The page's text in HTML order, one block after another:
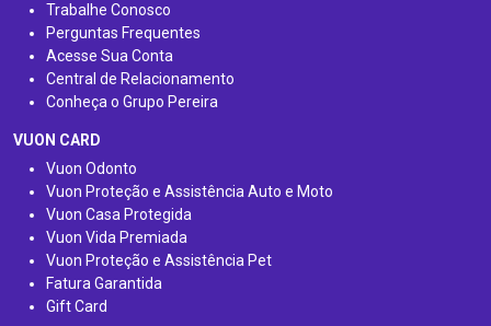
Trabalhe Conosco
Perguntas Frequentes
Acesse Sua Conta
Central de Relacionamento
Conheça o Grupo Pereira
VUON CARD
Vuon Odonto
Vuon Proteção e Assistência Auto e Moto
Vuon Casa Protegida
Vuon Vida Premiada
Vuon Proteção e Assistência Pet
Fatura Garantida
Gift Card